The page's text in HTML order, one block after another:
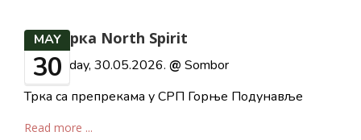
MAY
30
ОЦР трка North Spirit
Saturday, 30.05.2026. @ Sombor
Трка са препрекама у СРП Горње Подунавље
Read more ...